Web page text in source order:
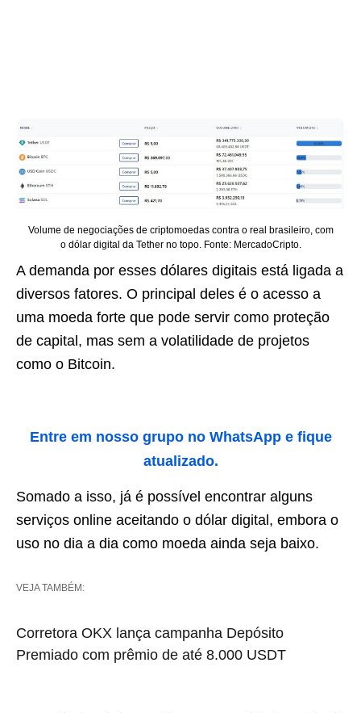
Volume de negociações de criptomoedas contra o real brasileiro, com
o dólar digital da Tether no topo. Fonte: MercadoCripto.
A demanda por esses dólares digitais está ligada a
diversos fatores. O principal deles é o acesso a
uma moeda forte que pode servir como proteção
de capital, mas sem a volatilidade de projetos
como o Bitcoin.
Entre em nosso grupo no WhatsApp e fique
atualizado.
Somado a isso, já é possível encontrar alguns
serviços online aceitando o dólar digital, embora o
uso no dia a dia como moeda ainda seja baixo.
VEJA TAMBÉM:
Corretora OKX lança campanha Depósito
Premiado com prêmio de até 8.000 USDT